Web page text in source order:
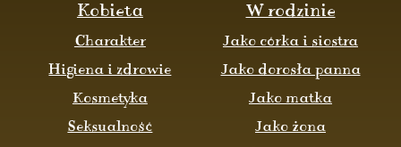
Kobieta
Charakter
Higiena i zdrowie
Kosmetyka
Seksualność
W rodzinie
Jako córka i siostra
Jako dorosła panna
Jako matka
Jako żona